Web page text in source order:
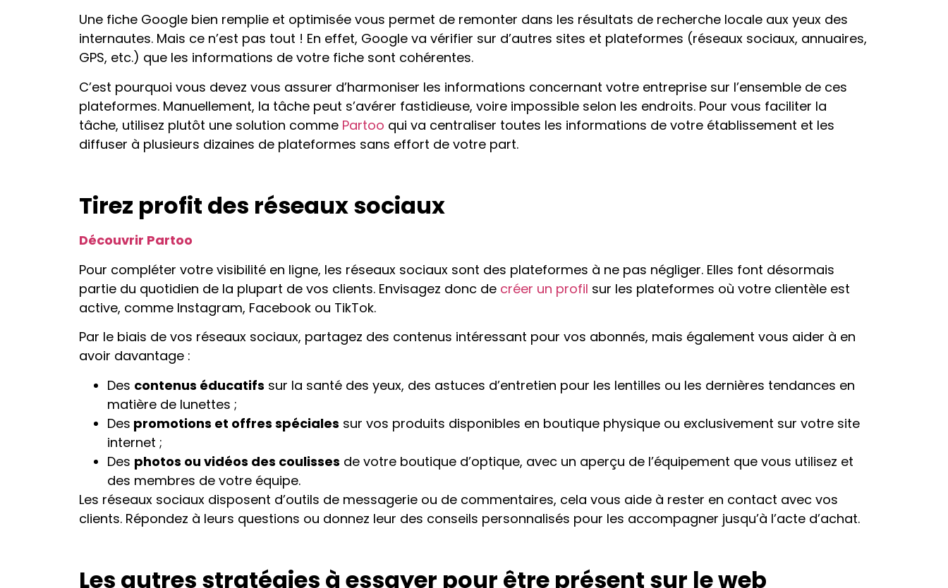
Une fiche Google bien remplie et optimisée vous permet de remonter dans les résultats de recherche locale aux yeux des
internautes. Mais ce n’est pas tout ! En effet, Google va vérifier sur d’autres sites et plateformes (réseaux sociaux, annuaires,
GPS, etc.) que les informations de votre fiche sont cohérentes.
C’est pourquoi vous devez vous assurer d’harmoniser les informations concernant votre entreprise sur l’ensemble de ces
plateformes. Manuellement, la tâche peut s’avérer fastidieuse, voire impossible selon les endroits. Pour vous faciliter la
tâche, utilisez plutôt une solution comme Partoo qui va centraliser toutes les informations de votre établissement et les
diffuser à plusieurs dizaines de plateformes sans effort de votre part.
Tirez profit des réseaux sociaux
Découvrir Partoo
Pour compléter votre visibilité en ligne, les réseaux sociaux sont des plateformes à ne pas négliger. Elles font désormais
partie du quotidien de la plupart de vos clients. Envisagez donc de créer un profil sur les plateformes où votre clientèle est
active, comme Instagram, Facebook ou TikTok.
Par le biais de vos réseaux sociaux, partagez des contenus intéressant pour vos abonnés, mais également vous aider à en
avoir davantage :
Des contenus éducatifs sur la santé des yeux, des astuces d’entretien pour les lentilles ou les dernières tendances en
matière de lunettes ;
Des promotions et offres spéciales sur vos produits disponibles en boutique physique ou exclusivement sur votre site
internet ;
Des photos ou vidéos des coulisses de votre boutique d’optique, avec un aperçu de l’équipement que vous utilisez et
des membres de votre équipe.
Les réseaux sociaux disposent d’outils de messagerie ou de commentaires, cela vous aide à rester en contact avec vos
clients. Répondez à leurs questions ou donnez leur des conseils personnalisés pour les accompagner jusqu’à l’acte d’achat.
Les autres stratégies à essayer pour être présent sur le web